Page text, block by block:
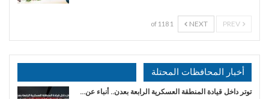
NEXT
1 of 118
أخبار المحافظات المحتلة
توتر داخل قيادة المنطقة العسكرية الرابعة بعدن.. أنباء عن…